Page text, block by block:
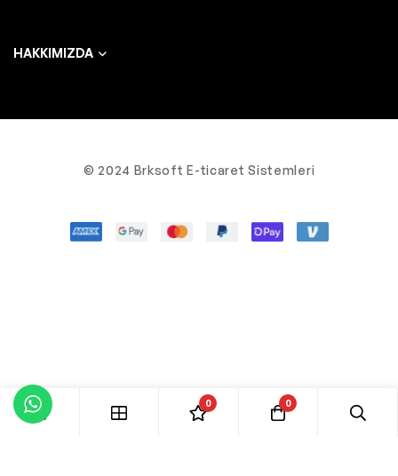
HAKKIMIZDA
© 2024 Brksoft E-ticaret Sistemleri
0 0